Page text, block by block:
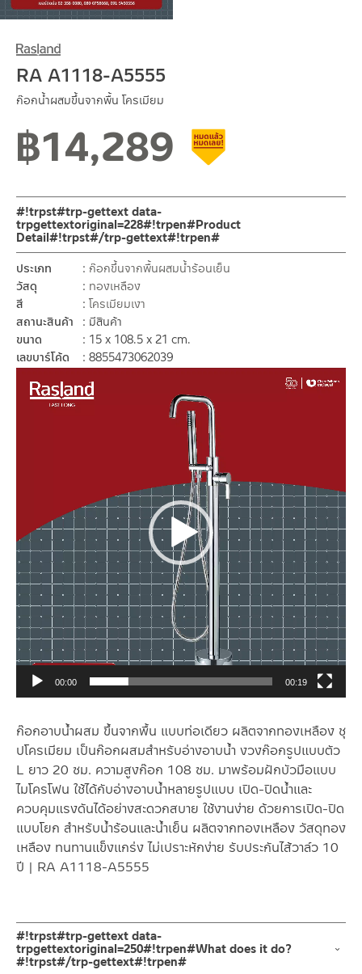
RA A1118-A5555
ก๊อกน้ำผสมขึ้นจากพื้น โครเมียม
฿14,289
ก๊อกอาบน้ำผสม ขึ้นจากพื้น แบบท่อเดียว ผลิตจากทองเหลือง ชุ
ปโครเมียม เป็นก๊อกผสมสำหรับอ่างอาบน้ำ งวงก๊อกรูปแบบตัว
L ยาว 20 ซม. ความสูงก๊อก 108 ซม. มาพร้อมฝักบัวมือแบบ
ไมโครโฟน ใช้ได้กับอ่างอาบน้ำหลายรูปแบบ เปิด-ปิดน้ำและ
ควบคุมแรงดันได้อย่างสะดวกสบาย ใช้งานง่าย ด้วยการเปิด-ปิด
แบบโยก สำหรับน้ำร้อนและน้ำเย็น ผลิตจากทองเหลือง วัสดุทอง
เหลือง ทนทานแข็งแกร่ง ไม่เปราะหักง่าย รับประกันไส้วาล์ว 10
ปี | RA A1118-A5555
#!trpst#trp-gettext data-
trpgettextoriginal=228#!trpen#Product
Detail#!trpst#/trp-gettext#!trpen#
ประเภท
ก๊อกขึ้นจากพื้นผสมน้ำร้อนเย็น
วัสดุ
ทองเหลือง
สี
โครเมียมเงา
สถานะสินค้า
มีสินค้า
ขนาด
15 x 108.5 x 21 cm.
เลขบาร์โค้ด
8855473062039
Player
00:00 00:19
#!trpst#trp-gettext data-
trpgettextoriginal=250#!trpen#What does it do?
#!trpst#/trp-gettext#!trpen#